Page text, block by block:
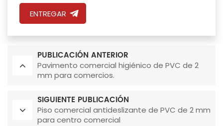
ENTREGAR
PUBLICACIÓN ANTERIOR
Pavimento comercial higiénico de PVC de 2
mm para comercios.
SIGUIENTE PUBLICACIÓN
Piso comercial antideslizante de PVC de 2 mm
para centro comercial